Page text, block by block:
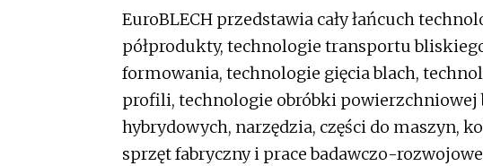
EuroBLECH przedstawia cały łańcuch
półprodukty, technologie transportu
formowania, technologie gięcia blach,
profili, technologie obróbki
hybrydowych, narzędzia, części do maszyn,
sprzęt fabryczny i prace badawczo-